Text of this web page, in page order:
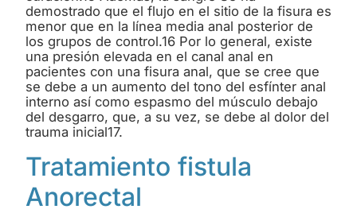
demostrado que el flujo en el sitio de la fisura es
menor que en la línea media anal posterior de
los grupos de control.16 Por lo general, existe
una presión elevada en el canal anal en
pacientes con una fisura anal, que se cree que
se debe a un aumento del tono del esfínter anal
interno así como espasmo del músculo debajo
del desgarro, que, a su vez, se debe al dolor del
trauma inicial17.
Tratamiento fistula
Anorectal